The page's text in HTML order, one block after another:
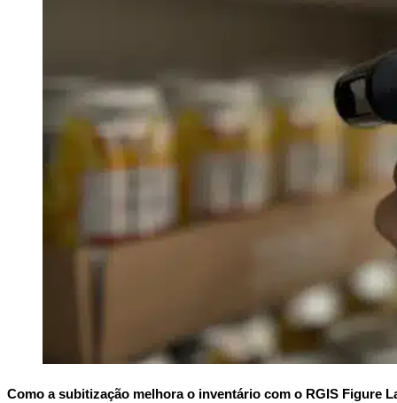
Como a subitização melhora o inventário com o RGIS Figure